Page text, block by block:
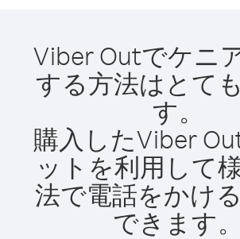
Viber Outでケニ
する方法はとて
す。
購入したViber
ットを利用して
法で電話をかけ
できます。